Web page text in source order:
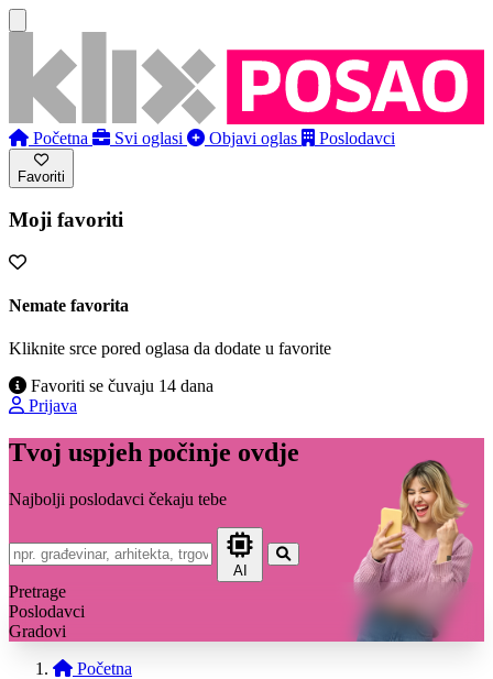
Početna Svi oglasi Objavi oglas Poslodavci
Favoriti
Moji favoriti
Nemate favorita
Kliknite srce pored oglasa da dodate u favorite
Favoriti se čuvaju 14 dana
Prijava
Tvoj uspjeh počinje ovdje
Najbolji poslodavci čekaju tebe
AI
Pretrage
Poslodavci
Gradovi
Početna